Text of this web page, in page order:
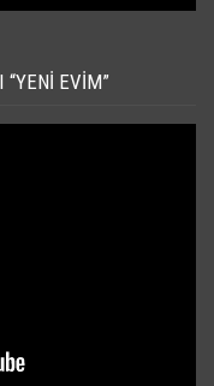
“YENI EVIM”